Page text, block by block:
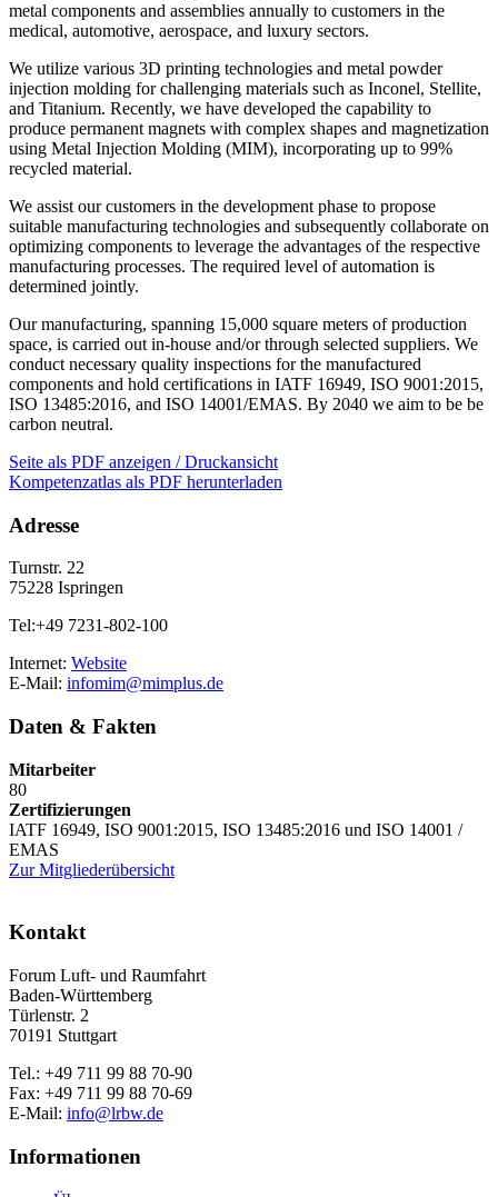
metal components and assemblies annually to customers in the
medical, automotive, aerospace, and luxury sectors.
We utilize various 3D printing technologies and metal powder
injection molding for challenging materials such as Inconel, Stellite,
and Titanium. Recently, we have developed the capability to
produce permanent magnets with complex shapes and magnetization
using Metal Injection Molding (MIM), incorporating up to 99%
recycled material.
We assist our customers in the development phase to propose
suitable manufacturing technologies and subsequently collaborate on
optimizing components to leverage the advantages of the respective
manufacturing processes. The required level of automation is
determined jointly.
Our manufacturing, spanning 15,000 square meters of production
space, is carried out in-house and/or through selected suppliers. We
conduct necessary quality inspections for the manufactured
components and hold certifications in IATF 16949, ISO 9001:2015,
ISO 13485:2016, and ISO 14001/EMAS. By 2040 we aim to be be
carbon neutral.
Seite als PDF anzeigen / Druckansicht
Kompetenzatlas als PDF herunterladen
Adresse
Turnstr. 22
75228 Ispringen
Tel:+49 7231-802-100
Internet: Website
E-Mail: infomim@mimplus.de
Daten & Fakten
Mitarbeiter
80
Zertifizierungen
IATF 16949, ISO 9001:2015, ISO 13485:2016 und ISO 14001 /
EMAS
Zur Mitgliederübersicht
Kontakt
Forum Luft- und Raumfahrt
Baden-Württemberg
Türlenstr. 2
70191 Stuttgart
Tel.: +49 711 99 88 70-90
Fax: +49 711 99 88 70-69
E-Mail: info@lrbw.de
Informationen